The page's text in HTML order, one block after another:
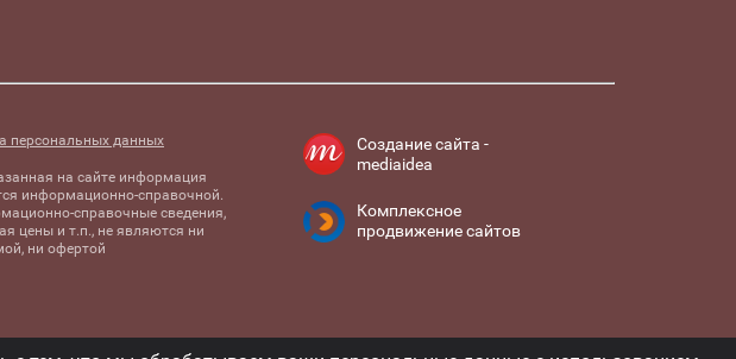
персональных данных
на сайте информация
информационно-справочной.
справочные сведения,
цены и т.п., не являются ни
ни офертой
Создание сайта -
mediaidea
Комплексное
продвижение сайтов